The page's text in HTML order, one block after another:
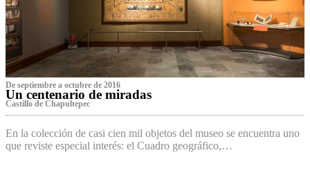
De septiembre a octubre de 2016
Un centenario de miradas
Castillo de Chapultepec
En la colección de casi cien mil objetos del museo se encuentra uno
que reviste especial interés: el Cuadro geográfico,…